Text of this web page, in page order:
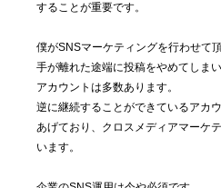
することが重要です。
僕がSNSマーケティングを行わせて
手が離れた途端に投稿をやめてしま
アカウントは多数あります。
逆に継続することができているアカ
あげており、クロスメディアマーケ
います。